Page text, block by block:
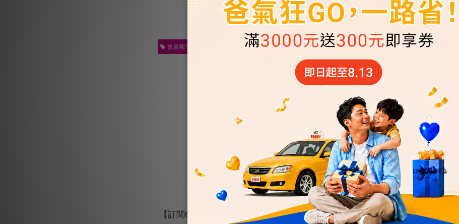
會員獨享
【訂閱6期】80元日間X16張+24HX12張優
55688【70元-日間X15張+24HX8